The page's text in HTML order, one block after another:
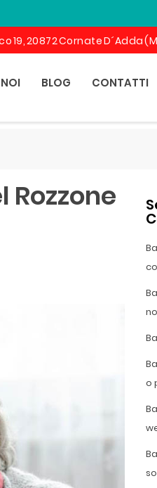
19, 20872 Cornate D´Adda
BLOG CONTATTI
o